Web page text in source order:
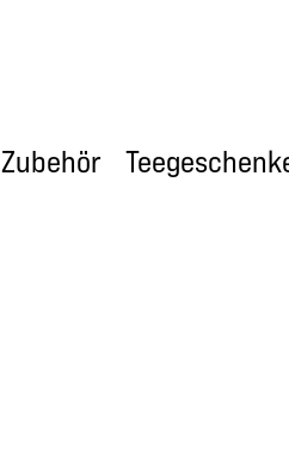
Zubehör